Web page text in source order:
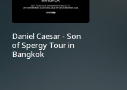
Daniel Caesar - Son
of Spergy Tour in
Bangkok